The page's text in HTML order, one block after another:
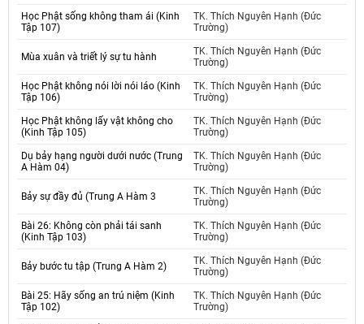
Học Phật sống không tham ái (Kinh
Tập 107)
TK. Thích Nguyên Hạnh (Đức
Trường)
Mùa xuân và triết lý sự tu hành
TK. Thích Nguyên Hạnh (Đức
Trường)
Học Phật không nói lời nói láo (Kinh
Tập 106)
TK. Thích Nguyên Hạnh (Đức
Trường)
Học Phật không lấy vật không cho
(Kinh Tập 105)
TK. Thích Nguyên Hạnh (Đức
Trường)
Dụ bảy hạng người dưới nước (Trung
A Hàm 04)
TK. Thích Nguyên Hạnh (Đức
Trường)
Bảy sự đầy đủ (Trung A Hàm 3
TK. Thích Nguyên Hạnh (Đức
Trường)
Bài 26: Không còn phải tái sanh
(Kinh Tập 103)
TK. Thích Nguyên Hạnh (Đức
Trường)
Bảy bước tu tập (Trung A Hàm 2)
TK. Thích Nguyên Hạnh (Đức
Trường)
Bài 25: Hãy sống an trú niệm (Kinh
Tập 102)
TK. Thích Nguyên Hạnh (Đức
Trường)